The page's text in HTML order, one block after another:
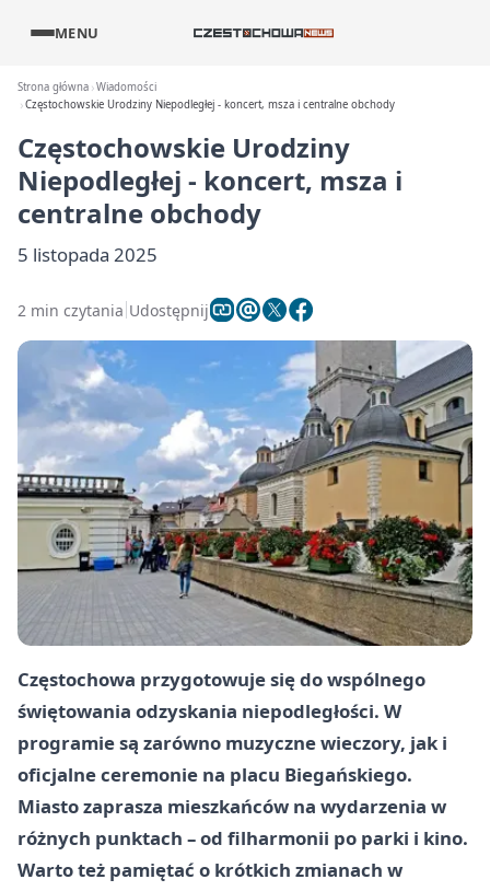
MENU
Strona główna Wiadomości
Częstochowskie Urodziny Niepodległej - koncert, msza i centralne obchody
Częstochowskie Urodziny
Niepodległej - koncert, msza i
centralne obchody
5 listopada 2025
2 min czytania Udostępnij
Częstochowa przygotowuje się do wspólnego
świętowania odzyskania niepodległości. W
programie są zarówno muzyczne wieczory, jak i
oficjalne ceremonie na placu Biegańskiego.
Miasto zaprasza mieszkańców na wydarzenia w
różnych punktach – od filharmonii po parki i kino.
Warto też pamiętać o krótkich zmianach w